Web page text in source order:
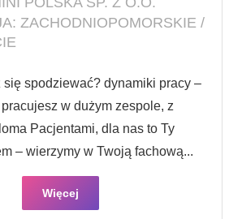
ZACHODNIOPOMORSKIE /
się spodziewać? dynamiki pracy –
w dużym zespole, z
Pacjentami, dla nas to Ty
– wierzymy w Twoją fachową...
Więcej